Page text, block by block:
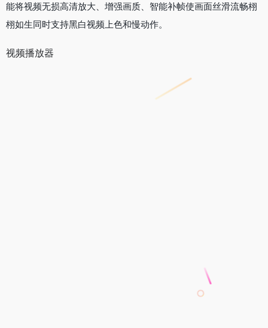
能将视频无损高清放大、增强画质、智能补帧使画面丝滑流畅栩
栩如生同时支持黑白视频上色和慢动作。
视频播放器